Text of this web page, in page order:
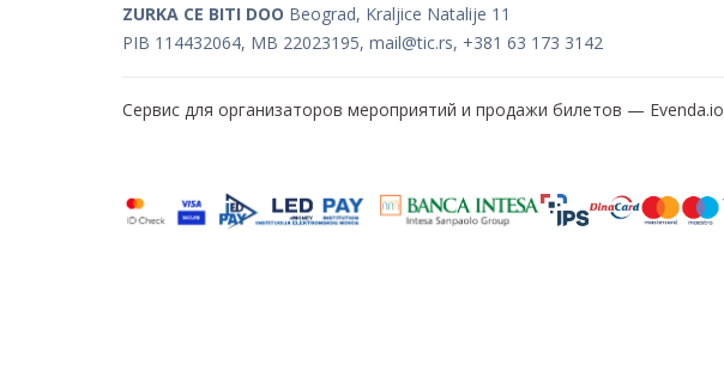
ZURKA CE BITI DOO Beograd, Kraljice Natalije 11
PIB 114432064, MB 22023195, mail@tic.rs, +381 63 173 3142
Сервис для организаторов мероприятий и продажи билетов — Evenda.io